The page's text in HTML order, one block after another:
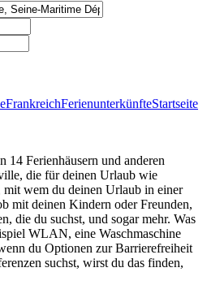
FrankreichFerienunterkünfteStartseite
14 Ferienhäusern und anderen
die für deinen Urlaub wie
mit wem du deinen Urlaub in einer
mit deinen Kindern oder Freunden,
die du suchst, und sogar mehr. Was
WLAN, eine Waschmaschine
du Optionen zur Barrierefreiheit
suchst, wirst du das finden,